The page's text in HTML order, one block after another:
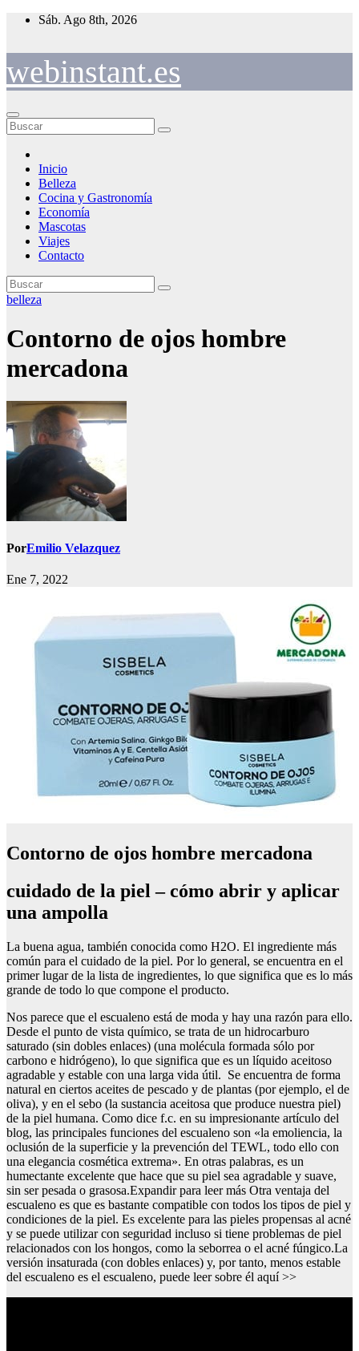
Saltar
Sáb. Ago 8th, 2026
webinstant.es
Inicio
Belleza
Cocina y Gastronomía
Economía
Mascotas
Viajes
Contacto
belleza
Contorno de ojos hombre
mercadona
PorEmilio Velazquez
Ene 7, 2022
Contorno de ojos hombre mercadona
cuidado de la piel – cómo abrir y aplicar
una ampolla
La buena agua, también conocida como H2O. El ingrediente más
común para el cuidado de la piel. Por lo general, se encuentra en el
primer lugar de la lista de ingredientes, lo que significa que es lo más
grande de todo lo que compone el producto.
Nos parece que el escualeno está de moda y hay una razón para ello.
Desde el punto de vista químico, se trata de un hidrocarburo
saturado (sin dobles enlaces) (una molécula formada sólo por
carbono e hidrógeno), lo que significa que es un líquido aceitoso
agradable y estable con una larga vida útil. Se encuentra de forma
natural en ciertos aceites de pescado y de plantas (por ejemplo, el de
oliva), y en el sebo (la sustancia aceitosa que produce nuestra piel)
de la piel humana. Como dice f.c. en su impresionante artículo del
blog, las principales funciones del escualeno son «la emoliencia, la
oclusión de la superficie y la prevención del TEWL, todo ello con
una elegancia cosmética extrema». En otras palabras, es un
humectante excelente que hace que su piel sea agradable y suave,
sin ser pesada o grasosa.Expandir para leer más Otra ventaja del
escualeno es que es bastante compatible con todos los tipos de piel y
condiciones de la piel. Es excelente para las pieles propensas al acné
y se puede utilizar con seguridad incluso si tiene problemas de piel
relacionados con los hongos, como la seborrea o el acné fúngico.La
versión insaturada (con dobles enlaces) y, por tanto, menos estable
del escualeno es el escualeno, puede leer sobre él aquí >>